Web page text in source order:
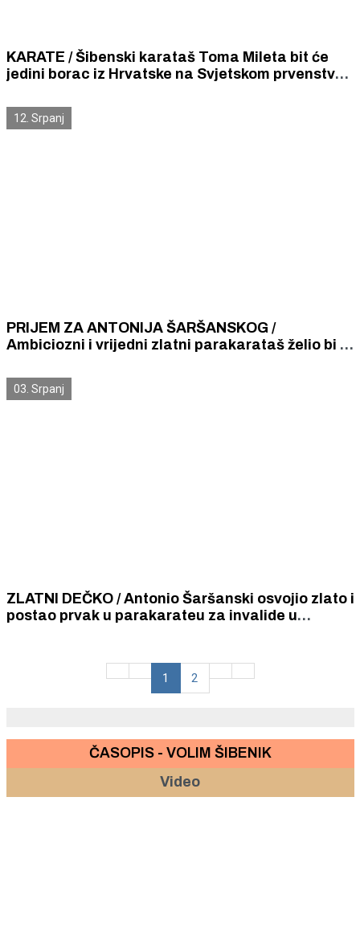
KARATE / Šibenski karataš Toma Mileta bit će
jedini borac iz Hrvatske na Svjetskom prvenstvu
12. Srpanj
PRIJEM ZA ANTONIJA ŠARŠANSKOG /
Ambiciozni i vrijedni zlatni parakarataš želio bi i
dosadašnjim uspjesima
03. Srpanj
ZLATNI DEČKO / Antonio Šaršanski osvojio zlato i
postao prvak u parakarateu za invalide u
1 2
ČASOPIS - VOLIM ŠIBENIK
Video